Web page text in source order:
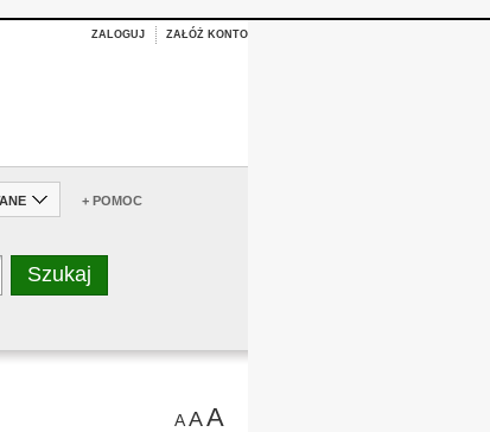
ZALOGUJ ZAŁÓŻ KONTO
+ POMOC
AAA